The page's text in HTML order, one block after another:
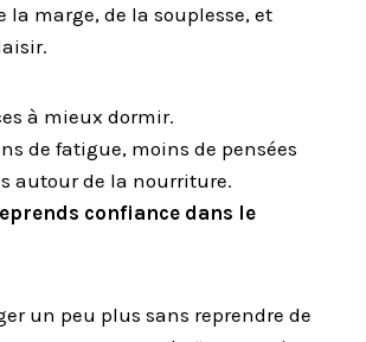
la marge, de la souplesse, et
à mieux dormir.
de fatigue, moins de pensées
autour de la nourriture.
confiance dans le
un peu plus sans reprendre de